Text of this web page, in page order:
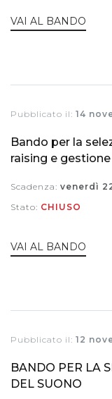
VAI AL BANDO
Pubblicato il: 14
Bando per la
raising e
Scadenza: venerdì
Stato: CHIUSO
VAI AL BANDO
Pubblicato il: 12
BANDO PER LA
DEL SUONO